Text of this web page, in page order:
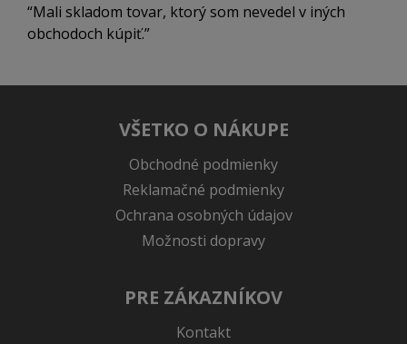
Mali skladom tovar, ktorý som nevedel v iných
obchodoch kúpiť.
VŠETKO O NÁKUPE
Obchodné podmienky
Reklamačné podmienky
Ochrana osobných údajov
Možnosti dopravy
PRE ZÁKAZNÍKOV
Kontakt